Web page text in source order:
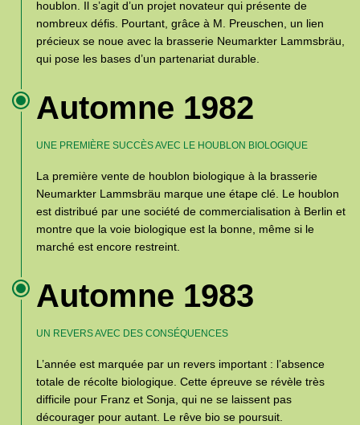
houblon. Il s’agit d’un projet novateur qui présente de
nombreux défis. Pourtant, grâce à M. Preuschen, un lien
précieux se noue avec la brasserie Neumarkter Lammsbräu,
qui pose les bases d’un partenariat durable.
Automne 1982
UNE PREMIÈRE SUCCÈS AVEC LE HOUBLON BIOLOGIQUE
La première vente de houblon biologique à la brasserie
Neumarkter Lammsbräu marque une étape clé. Le houblon
est distribué par une société de commercialisation à Berlin et
montre que la voie biologique est la bonne, même si le
marché est encore restreint.
Automne 1983
UN REVERS AVEC DES CONSÉQUENCES
L’année est marquée par un revers important : l’absence
totale de récolte biologique. Cette épreuve se révèle très
difficile pour Franz et Sonja, qui ne se laissent pas
décourager pour autant. Le rêve bio se poursuit.